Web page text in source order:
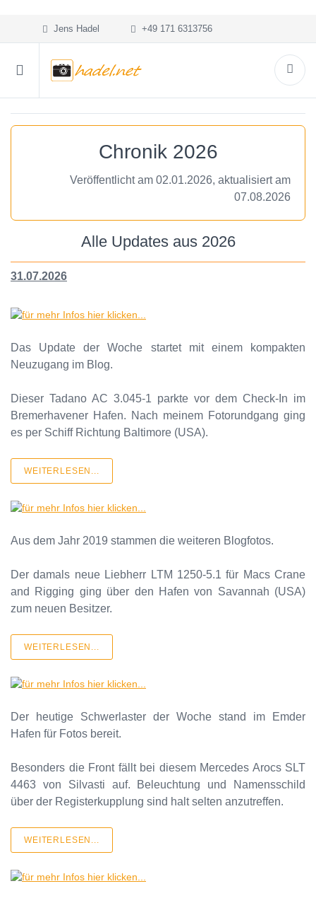
Jens Hadel +49 171 6313756
Chronik 2026
Veröffentlicht am 02.01.2026, aktualisiert am
07.08.2026
Alle Updates aus 2026
31.07.2026
Das Update der Woche startet mit einem kompakten
Neuzugang im Blog.
Dieser Tadano AC 3.045-1 parkte vor dem Check-In im
Bremerhavener Hafen. Nach meinem Fotorundgang ging
es per Schiff Richtung Baltimore (USA).
WEITERLESEN...
Aus dem Jahr 2019 stammen die weiteren Blogfotos.
Der damals neue Liebherr LTM 1250-5.1 für Macs Crane
and Rigging ging über den Hafen von Savannah (USA)
zum neuen Besitzer.
WEITERLESEN...
Der heutige Schwerlaster der Woche stand im Emder
Hafen für Fotos bereit.
Besonders die Front fällt bei diesem Mercedes Arocs SLT
4463 von Silvasti auf. Beleuchtung und Namensschild
über der Registerkupplung sind halt selten anzutreffen.
WEITERLESEN...